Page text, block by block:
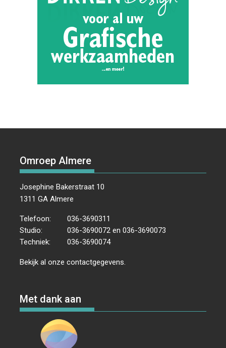
Omroep Almere
Josephine Bakerstraat 10
1311 GA Almere
Telefoon:
036-3690311
Studio:
036-3690072 en 036-3690073
Techniek:
036-3690074
Bekijk al onzecontactgegevens
Met dank aan